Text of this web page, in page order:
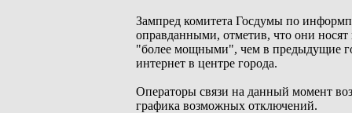
Зампред комитета Госдумы по
оправданными, отметив, что они
"более мощными", чем в предыдущие
интернет в центре города.
Операторы связи на данный момент
графика возможных отключений.